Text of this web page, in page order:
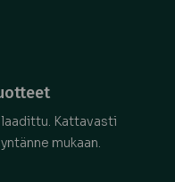
Kattavasti
mukaan.